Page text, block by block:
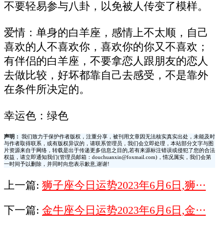
不要轻易参与八卦，以免被人传变了模样。
爱情：单身的白羊座，感情上不太顺，自己
喜欢的人不喜欢你，喜欢你的你又不喜欢；
有伴侣的白羊座，不要拿恋人跟朋友的恋人
去做比较，好坏都靠自己去感受，不是靠外
在条件所决定的。
幸运色：绿色
声明：
我们致力于保护作者版权，注重分享，被刊用文章因无法核实真实出处，未能及时
与作者取得联系，或有版权异议的，请联系管理员，我们会立即处理，本站部分文字与图
片资源来自于网络，转载是出于传递更多信息之目的,若有来源标注错误或侵犯了您的合法
权益，请立即通知我们(管理员邮箱：douchuanxin@foxmail.com)，情况属实，我们会第
一时间予以删除，并同时向您表示歉意,谢谢!
上一篇: 狮子座今日运势2023年6月6日,狮···
下一篇: 金牛座今日运势2023年6月6日,金···